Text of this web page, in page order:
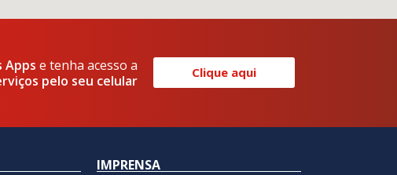
Appse tenha acesso a
pelo seu celular Clique aqui
IMPRENSA